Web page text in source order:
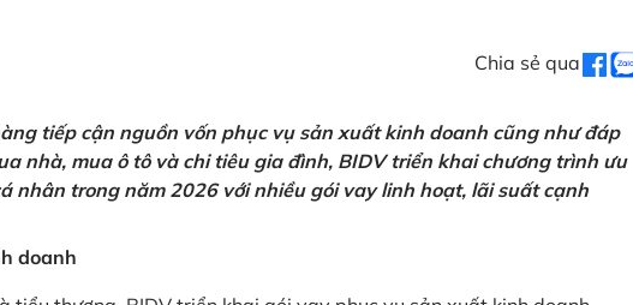
Chia sẻ qua
tiếp cận nguồn vốn phục vụ sản xuất kinh doanh cũng như đáp
nhà, mua ô tô và chi tiêu gia đình, BIDV triển khai chương trình ưu
nhân trong năm 2026 với nhiều gói vay linh hoạt, lãi suất cạnh
doanh